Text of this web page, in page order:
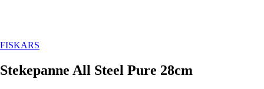
FISKARS
Stekepanne All Steel Pure 28cm